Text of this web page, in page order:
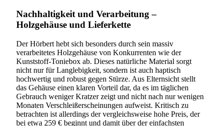
Nachhaltigkeit und Verarbeitung –
Holzgehäuse und Lieferkette
Der Hörbert hebt sich besonders durch sein massiv
verarbeitetes Holzgehäuse von Konkurrenten wie der
Kunststoff-Toniebox ab. Dieses natürliche Material sorgt
nicht nur für Langlebigkeit, sondern ist auch haptisch
hochwertig und robust gegen Stürze. Aus Elternsicht stellt
das Gehäuse einen klaren Vorteil dar, da es im täglichen
Gebrauch weniger Kratzer zeigt und nicht nach nur wenigen
Monaten Verschleißerscheinungen aufweist. Kritisch zu
betrachten ist allerdings der vergleichsweise hohe Preis, der
bei etwa 259 € beginnt und damit über der einfachsten